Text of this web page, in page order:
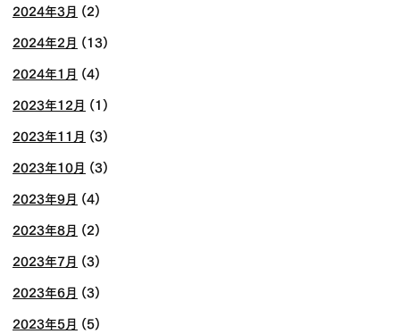
2024年3月 (2)
2024年2月 (13)
2024年1月 (4)
2023年12月 (1)
2023年11月 (3)
2023年10月 (3)
2023年9月 (4)
2023年8月 (2)
2023年7月 (3)
2023年6月 (3)
2023年5月 (5)